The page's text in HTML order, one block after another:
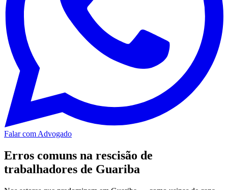
Falar com Advogado
Erros comuns na rescisão de
trabalhadores de Guariba